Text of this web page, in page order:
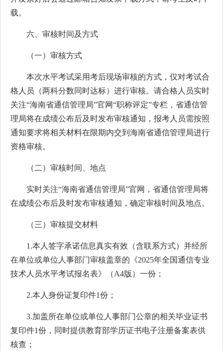
载。
六、审核时间及方式
（一）审核方式
本次水平考试采用考后现场审核的方式，仅对考试合
格人员（两科分数同时达标）进行审核。请合格人员实时
关注“海南省通信管理局”官网“职称评定”专栏，省通信管
理局将在成绩公布后及时发布审核通知，报考人员需按照
通知要求将相关材料在限期内交到海南省通信管理局进行
资格审核。
（二）审核时间、地点
实时关注“海南省通信管理局”官网，省通信管理局将
在成绩公布后及时发布审核通知，确定审核时间及地点。
（三）审核提交材料
1.本人签字承诺信息真实有效（含联系方式）并经所
在单位或单位人事部门审核盖章的《2025年全国通信专业
技术人员水平考试报名表》（A4版）一份；
2.本人身份证复印件1份；
3.加盖所在单位或单位人事部门公章的相关毕业证书
复印件1份，同时提供教育部学历证书电子注册备案表供
核查；